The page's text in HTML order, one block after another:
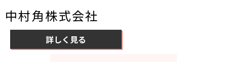
中村角株式会社
詳しく見る